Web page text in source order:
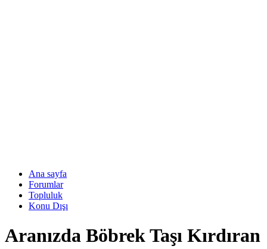
Ana sayfa
Forumlar
Topluluk
Konu Dışı
Aranızda Böbrek Taşı Kırdıran